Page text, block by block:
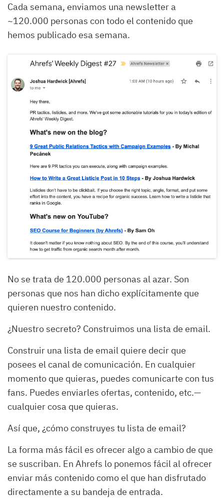
Cada semana, enviamos una newsletter a
~120.000 personas con todo el contenido que
hemos publicado esa semana.
No se trata de 120.000 personas al azar. Son
personas que nos han dicho explícitamente que
quieren nuestro contenido.
¿Nuestro secreto? Construimos una lista de email.
Construir una lista de email quiere decir que
posees el canal de comunicación. En cualquier
momento que quieras, puedes comunicarte con tus
fans. Puedes enviarles ofertas, contenido, etc.—
cualquier cosa que quieras.
Así que, ¿cómo construyes tu lista de email?
La forma más fácil es ofrecer algo a cambio de que
se suscriban. En Ahrefs lo ponemos fácil al ofrecer
enviar más contenido como el que han disfrutado
directamente a su bandeja de entrada.